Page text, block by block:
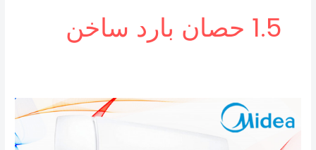
1.5 حصان بارد ساخن
تكييف
ميديا